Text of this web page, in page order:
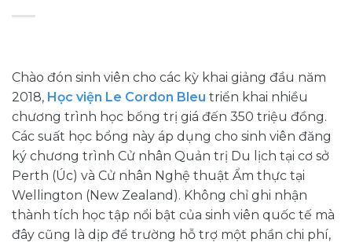
Chào đón sinh viên cho các kỳ khai giảng đầu năm
2018, Học viện Le Cordon Bleu triển khai nhiều
chương trình học bổng trị giá đến 350 triệu đồng.
Các suất học bổng này áp dụng cho sinh viên đăng
ký chương trình Cử nhân Quản trị Du lịch tại cơ sở
Perth (Úc) và Cử nhân Nghệ thuật Ẩm thực tại
Wellington (New Zealand). Không chỉ ghi nhận
thành tích học tập nổi bật của sinh viên quốc tế mà
đây cũng là dịp để trường hỗ trợ một phần chi phí,